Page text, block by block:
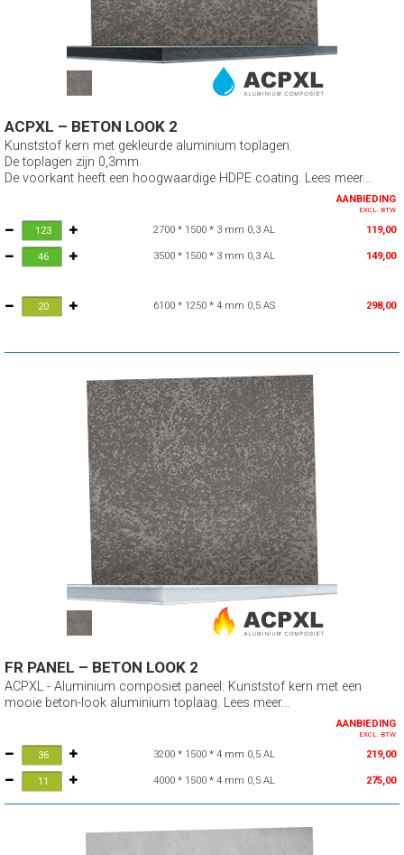
ACPXL – BETON LOOK 2
Kunststof kern met gekleurde aluminium toplagen.
De toplagen zijn 0,3mm.
De voorkant heeft een hoogwaardige HDPE coating. Lees meer...
AANBIEDING
EXCL. BTW
2700 * 1500 * 3 mm 0,3 AL 119,00
3500 * 1500 * 3 mm 0,3 AL 149,00
6100 * 1250 * 4 mm 0,5 AS 298,00
FR PANEL – BETON LOOK 2
ACPXL - Aluminium composiet paneel: Kunststof kern met een
mooie beton-look aluminium toplaag. Lees meer...
AANBIEDING
EXCL. BTW
3200 * 1500 * 4 mm 0,5 AL 219,00
4000 * 1500 * 4 mm 0,5 AL 275,00